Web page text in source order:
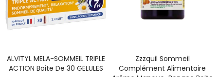
ALVITYL MELA-SOMMEIL TRIPLE
ACTION Boite De 30 GELULES
Zzzquil Sommeil
Complément Alimentaire